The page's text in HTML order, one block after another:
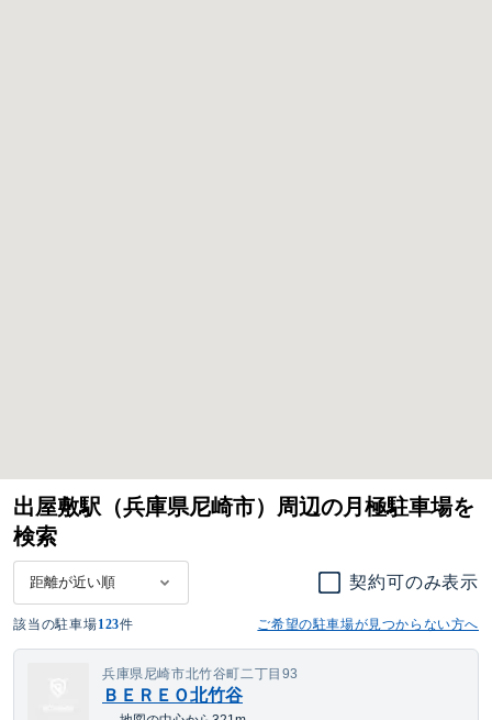
出屋敷駅（兵庫県尼崎市）周辺の月極駐車場を
検索
契約可のみ表示
該当の駐車場123件 ご希望の駐車場が見つからない方へ
兵庫県尼崎市北竹谷町二丁目93
ＢＥＲＥＯ北竹谷